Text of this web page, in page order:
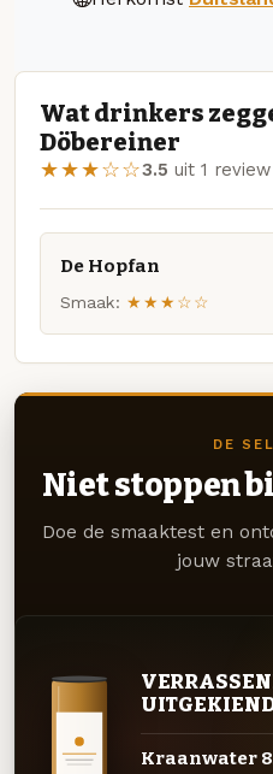
Wat drinkers
Döbereiner
★★★☆☆3.5 uit 1 review
De Hopfan
Smaak: ★★★☆☆
DE
Niet stoppen
Doe de smaaktest en
jouw
Kraanwater